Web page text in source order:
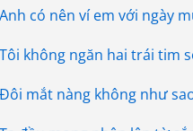
có nên ví em với ngày
không ngăn hai trái tim
mắt nàng không như